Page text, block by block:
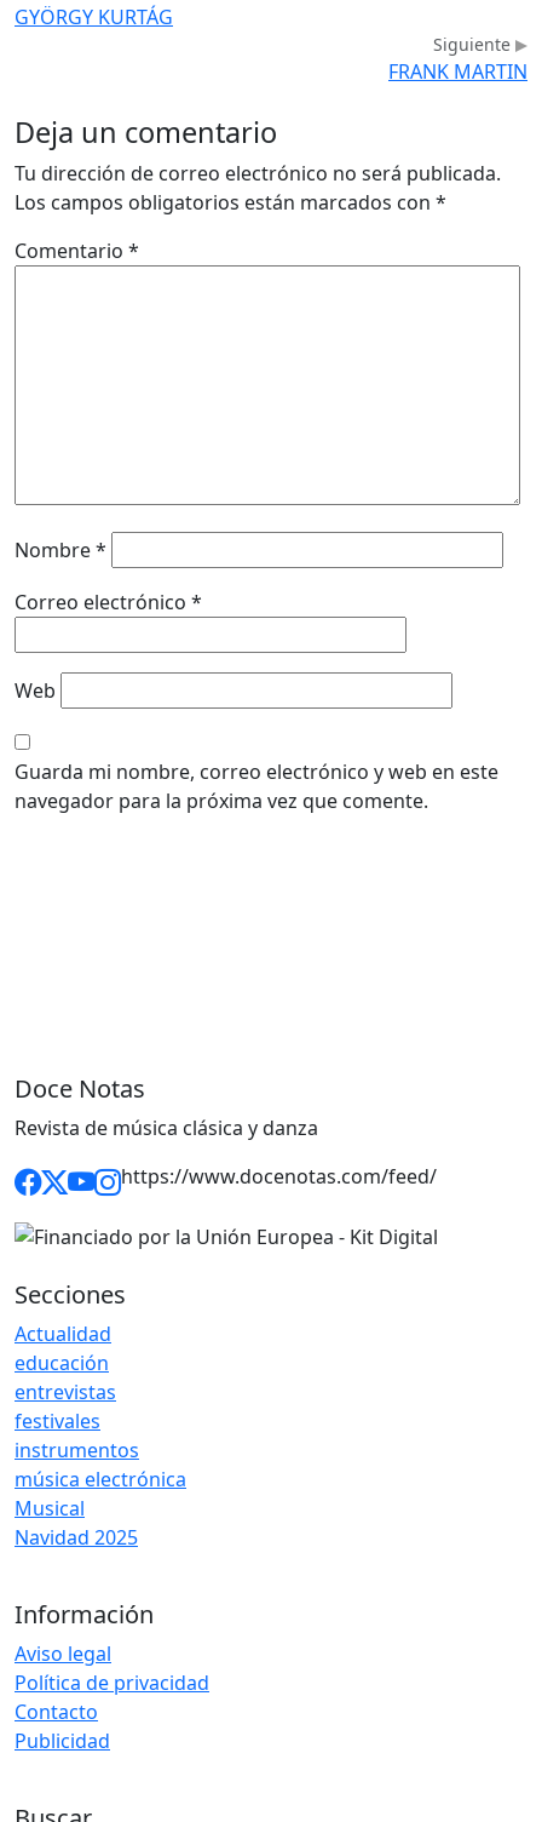
GYÖRGY KURTÁG
Siguiente
FRANK MARTIN
Deja un comentario
Tu dirección de correo electrónico no será publicada.
Los campos obligatorios están marcados con *
Comentario *
Nombre*
Correo electrónico *
Web
Guarda mi nombre, correo electrónico y web en este
navegador para la próxima vez que comente.
Doce Notas
Revista de música clásica y danza
https://www.docenotas.com/feed/
Secciones
Actualidad
educación
entrevistas
festivales
instrumentos
música electrónica
Musical
Navidad 2025
Información
Aviso legal
Política de privacidad
Contacto
Publicidad